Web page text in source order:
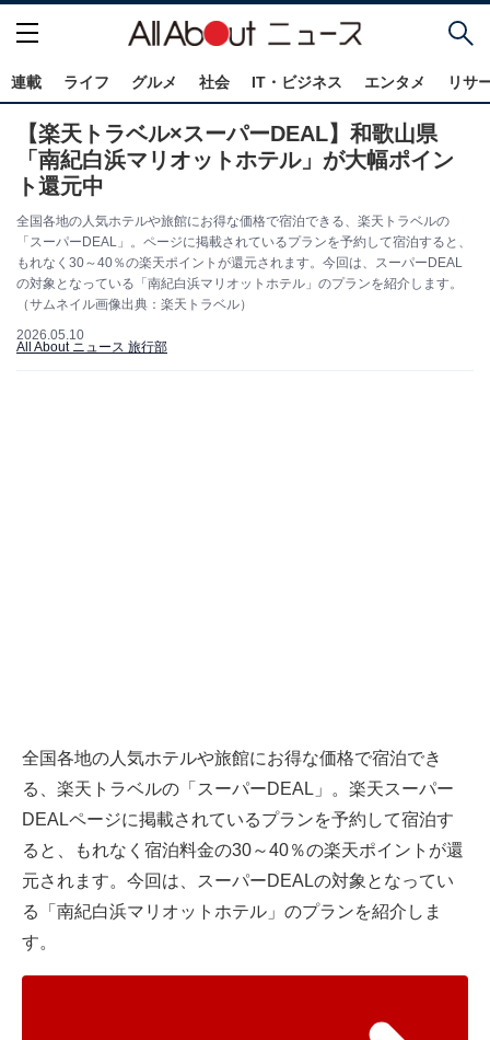
連載 ライフ グルメ 社会 IT・ビジネス エンタメ リサ
【楽天トラベル×スーパーDEAL】和歌山県
「南紀白浜マリオットホテル」が大幅ポイン
ト還元中
全国各地の人気ホテルや旅館にお得な価格で宿泊できる、楽天トラベルの
「スーパーDEAL」。ページに掲載されているプランを予約して宿泊すると、
もれなく30～40％の楽天ポイントが還元されます。今回は、スーパーDEAL
の対象となっている「南紀白浜マリオットホテル」のプランを紹介します。
（サムネイル画像出典：楽天トラベル）
2026.05.10
All About ニュース 旅行部
全国各地の人気ホテルや旅館にお得な価格で宿泊でき
る、 楽天トラベルの「スーパーDEAL」。楽天スーパー
DEALページに掲載されているプランを予約して宿泊す
ると、もれなく宿泊料金の30～40％の楽天ポイントが還
元されます。今回は、スーパーDEALの対象となってい
る「南紀白浜マリオットホテル」のプランを紹介しま
す。